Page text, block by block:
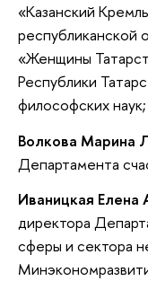
«Казанский
республиканской
«Женщины
Республики
философских наук;
Волкова Марина
Департамента
Иваницкая Елена
директора
сферы и сектора